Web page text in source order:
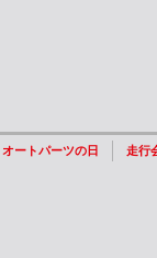
オートパーツの日 走行